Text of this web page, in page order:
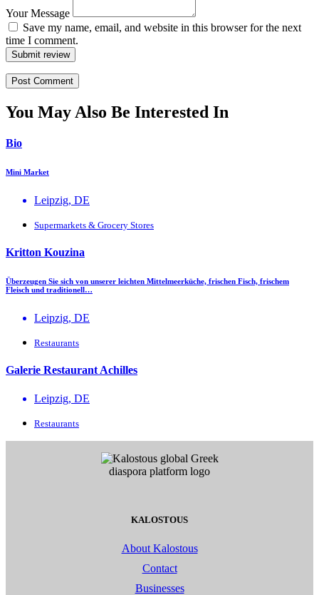
Your Message
Save my name, email, and website in this browser for the next
time I comment.
Submit review
You May Also Be Interested In
Bio
Mini Market
Leipzig, DE
Supermarkets & Grocery Stores
Kritton Kouzina
Überzeugen Sie sich von unserer leichten Mittelmeerküche, frischen Fisch, frischem
Fleisch und traditionell…
Leipzig, DE
Restaurants
Galerie Restaurant Achilles
Leipzig, DE
Restaurants
KALOSTOUS
About Kalostous
Contact
Businesses